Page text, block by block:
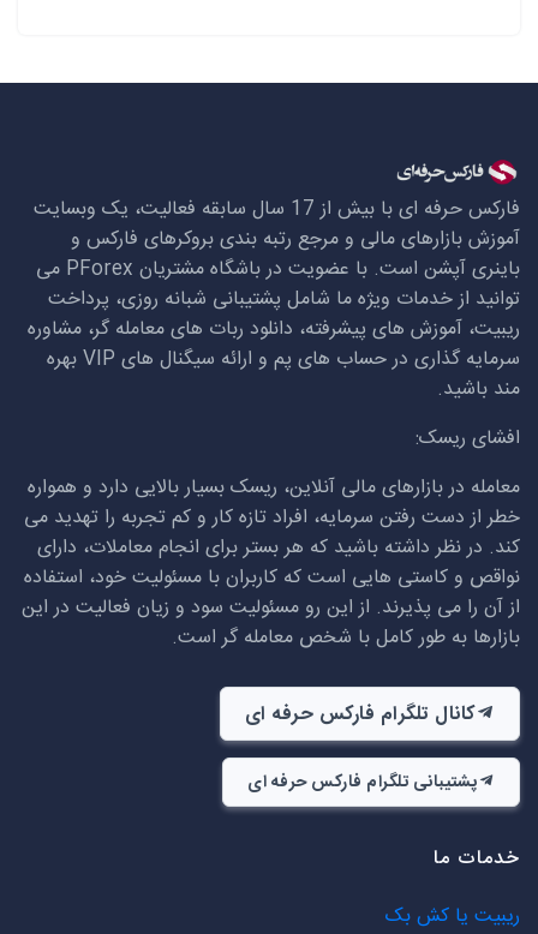
فارکس حرفه ای با بیش از 17 سال سابقه فعالیت، یک وبسایت
آموزش بازارهای مالی و مرجع رتبه بندی بروکرهای فارکس و
باینری آپشن است. با عضویت در باشگاه مشتریان PForex می
توانید از خدمات ویژه ما شامل پشتیبانی شبانه روزی، پرداخت
ریبیت، آموزش های پیشرفته، دانلود ربات های معامله گر، مشاوره
سرمایه گذاری در حساب های پم و ارائه سیگنال های VIPبهره
مند باشید.
افشای ریسک:
معامله در بازارهای مالی آنلاین، ریسک بسیار بالایی دارد و همواره
خطر از دست رفتن سرمایه، افراد تازه کار و کم تجربه را تهدید می
کند. در نظر داشته باشید که هر بستر برای انجام معاملات، دارای
نواقص و کاستی هایی است که کاربران با مسئولیت خود، استفاده
از آن را می پذیرند. از این رو مسئولیت سود و زیان فعالیت در این
بازارها به طور کامل با شخص معامله گر است.
کانال تلگرام فارکس حرفه ای
پشتیبانی تلگرام فارکس حرفه ای
خدمات ما
ریبیت یا کش بک